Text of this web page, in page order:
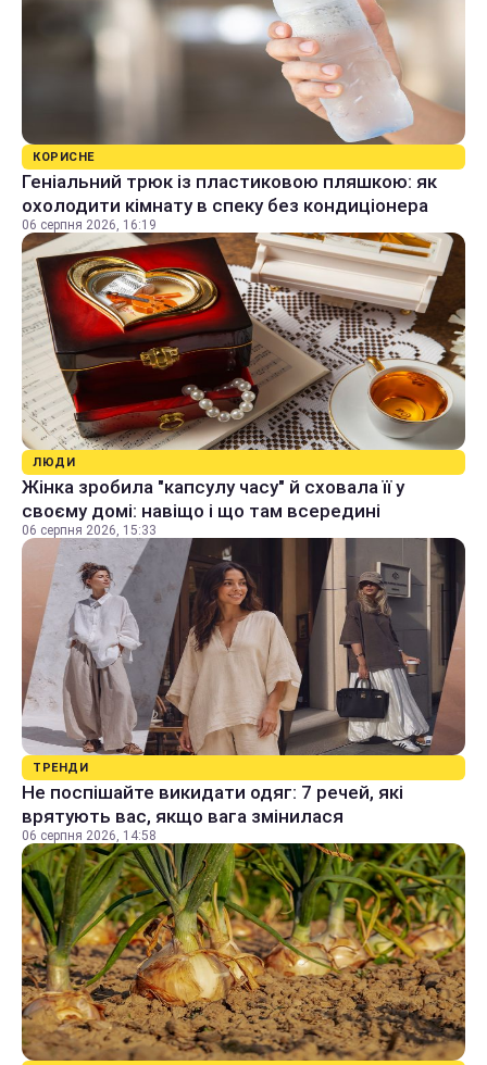
КОРИСНЕ
Геніальний трюк із пластиковою пляшкою: як
охолодити кімнату в спеку без кондиціонера
06 серпня 2026, 16:19
ЛЮДИ
Жінка зробила "капсулу часу" й сховала її у
своєму домі: навіщо і що там всередині
06 серпня 2026, 15:33
ТРЕНДИ
Не поспішайте викидати одяг: 7 речей, які
врятують вас, якщо вага змінилася
06 серпня 2026, 14:58